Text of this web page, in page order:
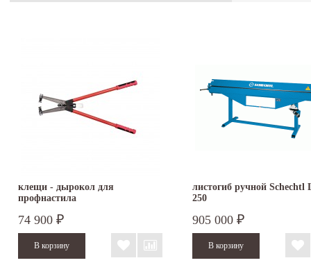
клещи - дырокол для
профнастила
74 900 ₽
листогиб ручной Schechtl
250
905 000 ₽